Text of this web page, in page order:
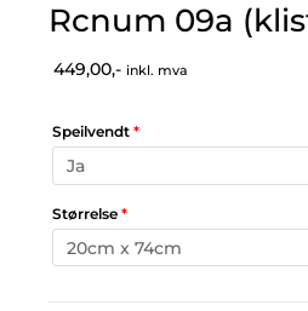
Rcnum 09a
449,00,- inkl. mva
Speilvendt *
Størrelse *